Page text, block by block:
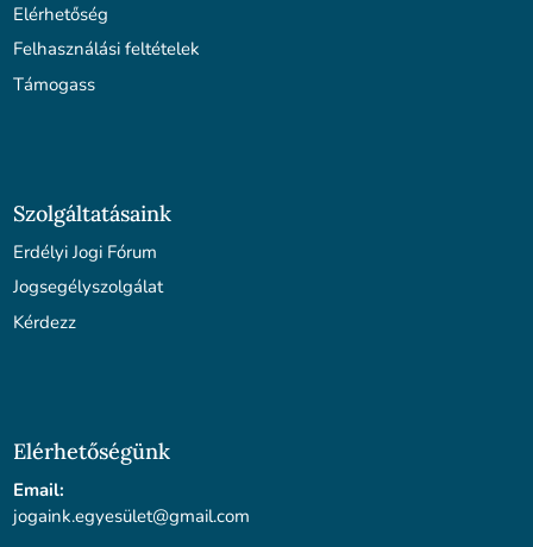
Elérhetőség
Felhasználási feltételek
Támogass
Szolgáltatásaink
Erdélyi Jogi Fórum
Jogsegélyszolgálat
Kérdezz
Elérhetőségünk
Email:
jogaink.egyesület@gmail.com